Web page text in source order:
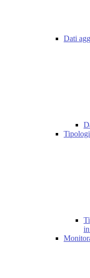
Dati